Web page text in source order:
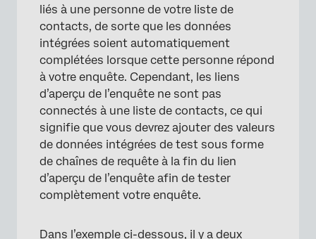
liés à une personne de votre liste de
contacts, de sorte que les données
intégrées soient automatiquement
complétées lorsque cette personne répond
à votre enquête. Cependant, les liens
d’aperçu de l’enquête ne sont pas
connectés à une liste de contacts, ce qui
signifie que vous devrez ajouter des valeurs
de données intégrées de test sous forme
de chaînes de requête à la fin du lien
d’aperçu de l’enquête afin de tester
complètement votre enquête.
Dans l’exemple ci-dessous, il y a deux